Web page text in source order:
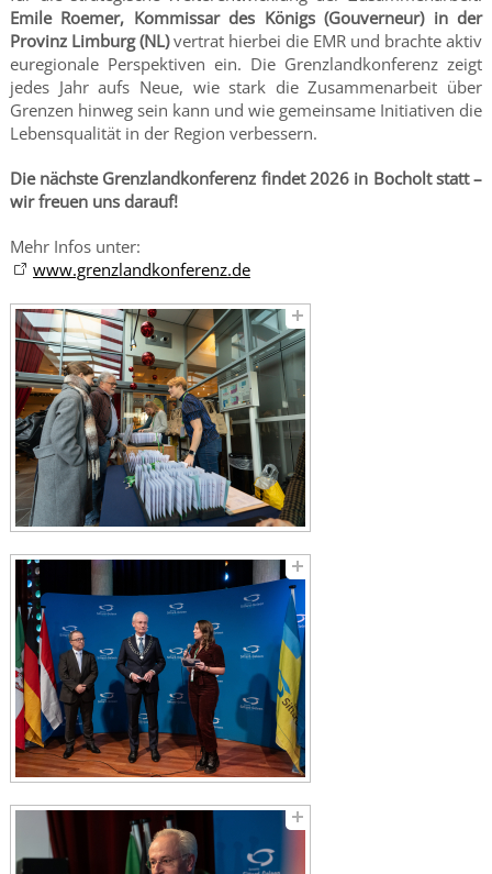
Emile Roemer, Kommissar des Königs (Gouverneur) in der
Provinz Limburg(NL)vertrat hierbei die EMR und brachte aktiv
euregionale Perspektiven ein. Die Grenzlandkonferenz zeigt
jedes Jahr aufs Neue, wie stark die Zusammenarbeit über
Grenzen hinweg sein kann und wie gemeinsame Initiativen die
Lebensqualität in der Region verbessern.
Die nächste Grenzlandkonferenz findet 2026 in Bocholt statt –
wir freuen uns darauf!
Mehr Infos unter:
www.grenzlandkonferenz.de